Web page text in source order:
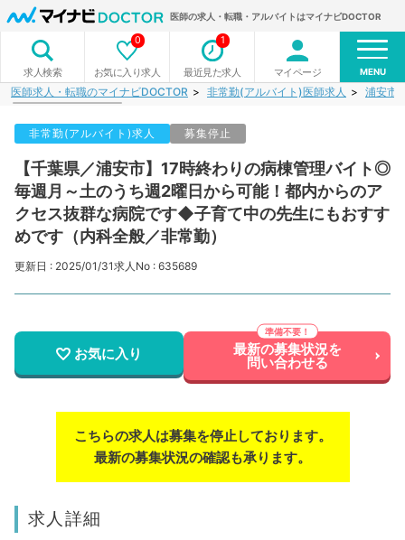
医師の求人・転職・アルバイトはマイナビDOCTOR
求人検索 お気に入り求人
0
最近見た求人
1
マイページ MENU
医師求人・転職のマイナビDOCTOR 非常勤(アルバイト)医師求人 浦安市
非常勤(アルバイト)求人 募集停止
【千葉県／浦安市】17時終わりの病棟管理バイト◎
毎週月～土のうち週2曜日から可能！都内からのア
クセス抜群な病院です◆子育て中の先生にもおすす
めです（内科全般／非常勤）
更新日 : 2025/01/31求人No : 635689
お気に入り 最新の募集状況を
問い合わせる
こちらの求人は募集を停止しております。
最新の募集状況の確認も承ります。
求人詳細